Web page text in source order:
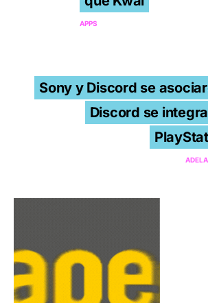
APPS
Sony y Discord se
Discord se